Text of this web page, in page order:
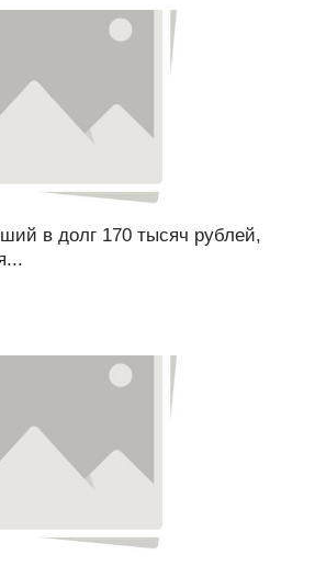
в долг 170 тысяч рублей,